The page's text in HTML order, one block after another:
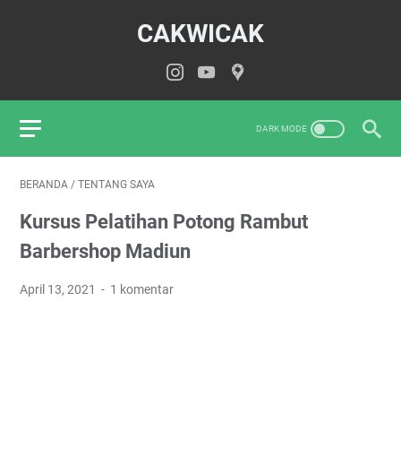
CAKWICAK
BERANDA / TENTANG SAYA
Kursus Pelatihan Potong Rambut
Barbershop Madiun
April 13, 2021 1 komentar